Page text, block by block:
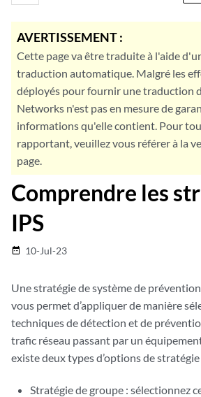
AVERTISSEMENT :
Cette page va être traduite à l'aide
traduction automatique. Malgré les
déployés pour fournir une traduction
Networks n'est pas en mesure de
informations qu'elle contient. Pour
rapportant, veuillez vous référer à la
page.
Comprendre les
IPS
date_range 10-Jul-23
Une stratégie de système de
vous permet d’appliquer de manière
techniques de détection et de
trafic réseau passant par un
existe deux types d’options de stratégie
Stratégie de groupe : sélectionnez